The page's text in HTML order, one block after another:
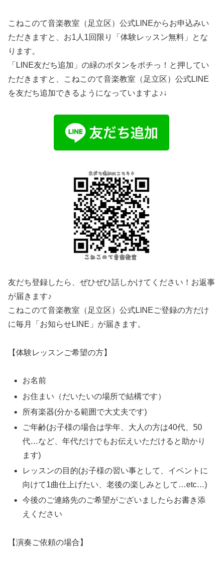
こねこのて音楽教室（足立区）公式LINEからお申込みい
ただきますと、お1人1回限り「体験レッスン無料」とな
ります。
「LINE友だち追加」の緑のボタンをポチっ！と押してい
ただきますと、こねこのて音楽教室（足立区）公式LINE
を友だち追加できるようになっていますよ♪↓
友だち登録したら、ぜひぜひ話しかけてください！お返事
が届きます♪
こねこのて音楽教室（足立区）公式LINEご登録の方だけ
に毎月「お知らせLINE」が届きます。
【体験レッスンご希望の方】
お名前
お住まい（だいたいの場所で結構です）
所有楽器(分かる範囲で大丈夫です)
ご年齢(お子様の場合は学年、大人の方は40代、50
代…など、年代だけでもお伝えいただけると助かり
ます)
レッスンの目的(お子様の習い事として、イベントに
向けて1曲仕上げたい、老後の楽しみとして…etc…)
今後のご連絡先のご希望がございましたらお書き添
えください
【演奏ご依頼の場合】